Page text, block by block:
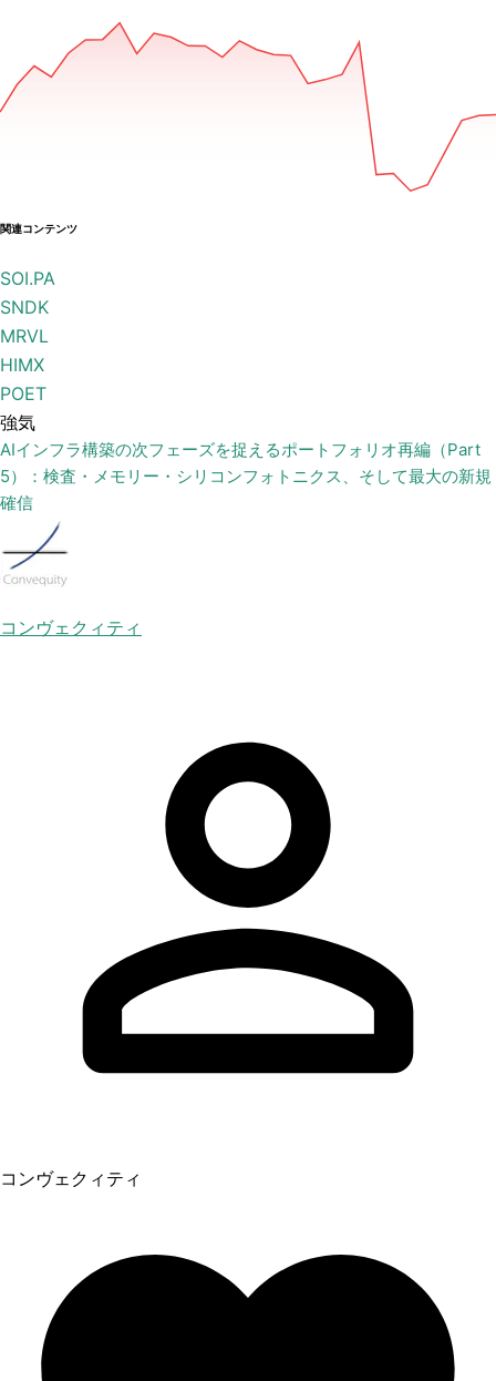
関連コンテンツ
SOI.PA
SNDK
MRVL
HIMX
POET
強気
AIインフラ構築の次フェーズを捉えるポートフォリオ再編（Part
5）：検査・メモリー・シリコンフォトニクス、そして最大の新規
確信
コンヴェクィティ
コンヴェクィティ